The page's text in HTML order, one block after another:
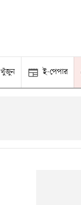
খুঁজুন ই-পেপার